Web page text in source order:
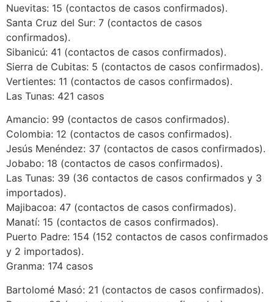
Nuevitas: 15 (contactos de casos confirmados).
Santa Cruz del Sur: 7 (contactos de casos
confirmados).
Sibanicú: 41 (contactos de casos confirmados).
Sierra de Cubitas: 5 (contactos de casos confirmados).
Vertientes: 11 (contactos de casos confirmados).
Las Tunas: 421 casos
Amancio: 99 (contactos de casos confirmados).
Colombia: 12 (contactos de casos confirmados).
Jesús Menéndez: 37 (contactos de casos confirmados).
Jobabo: 18 (contactos de casos confirmados).
Las Tunas: 39 (36 contactos de casos confirmados y 3
importados).
Majibacoa: 47 (contactos de casos confirmados).
Manatí: 15 (contactos de casos confirmados).
Puerto Padre: 154 (152 contactos de casos confirmados
y 2 importados).
Granma: 174 casos
Bartolomé Masó: 21 (contactos de casos confirmados).